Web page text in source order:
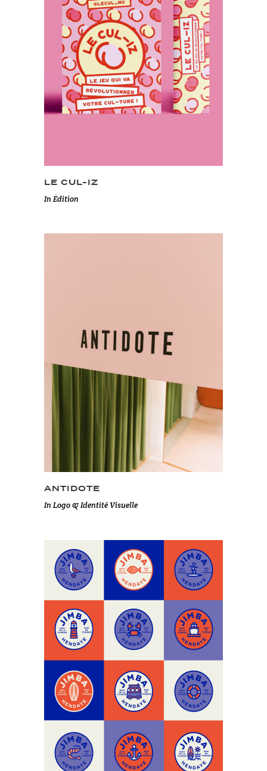
LE CUL-IZ
In Édition
ANTIDOTE
In Logo & Identité Visuelle